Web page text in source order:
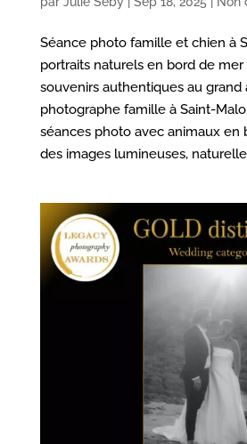
Séance photo famille et chien à
portraits naturels en bord de mer
souvenirs authentiques au grand
photographe famille à Saint-
séances photo avec animaux en
des images lumineuses,